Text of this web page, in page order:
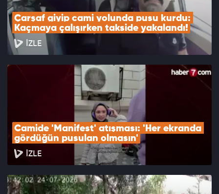
Çarşaf giyip cami yolunda pusu kurdu:
Kaçmaya çalışırken takside yakalandı!
İZLE
Camide 'Manifest' atışması: 'Her ekranda
gördüğün pusulan olmasın'
İZLE